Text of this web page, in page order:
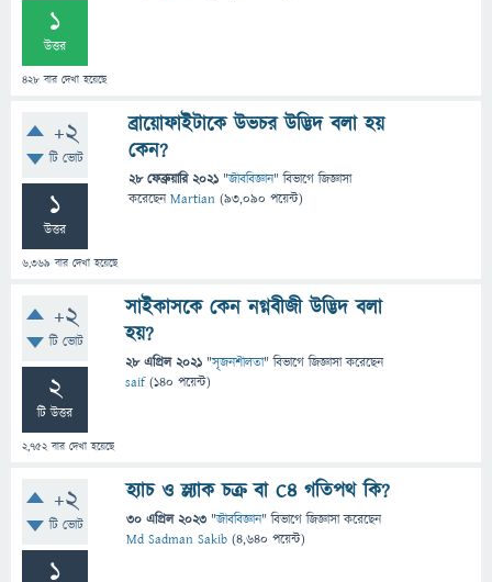
1
উত্তর
428 বার দেখা হয়েছে
+2
টি ভোট
1
উত্তর
6,369 বার দেখা হয়েছে
ব্রায়োফাইটাকে উভচর উদ্ভিদ বলা হয়
কেন?
28 ফেব্রুয়ারি 2021 "জীববিজ্ঞান" বিভাগে জিজ্ঞাসা
করেছেনMartian (93,090 পয়েন্ট)
+2
টি ভোট
2
টি উত্তর
2,752বার দেখা হয়েছে
সাইকাসকে কেন নগ্নবীজী উদ্ভিদ বলা
হয়?
28 এপ্রিল 2021 "সৃজনশীলতা" বিভাগে জিজ্ঞাসাকরেছেন
saif (140 পয়েন্ট)
+2
টি ভোট
1
হ্যাচ ও স্ল্যাক চক্র বা C4 গতিপথ কি?
30 এপ্রিল 2023 "জীববিজ্ঞান" বিভাগে জিজ্ঞাসাকরেছেন
Md Sadman Sakib (4,640 পয়েন্ট)